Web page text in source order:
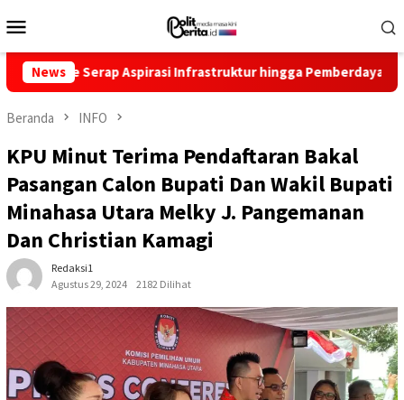
ke
Mobile
NewsAspirasi Infrastruktur hingga Pemberdayaan Ekonomi
Beranda INFO
KPU Minut Terima Pendaftaran Bakal
Pasangan Calon Bupati Dan Wakil Bupati
Minahasa Utara Melky J. Pangemanan
Dan Christian Kamagi
Redaksi1
Agustus 29, 2024
2182 Dilihat